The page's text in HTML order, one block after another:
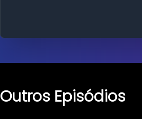
Outros Episódios